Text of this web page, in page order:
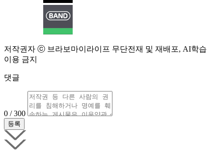
저작권자 ⓒ 브라보마이라이프 무단전재 및 재배포, AI학습
이용 금지
댓글
0 / 300